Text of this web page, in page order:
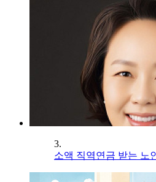
3.
소액 직역연금 받는 노